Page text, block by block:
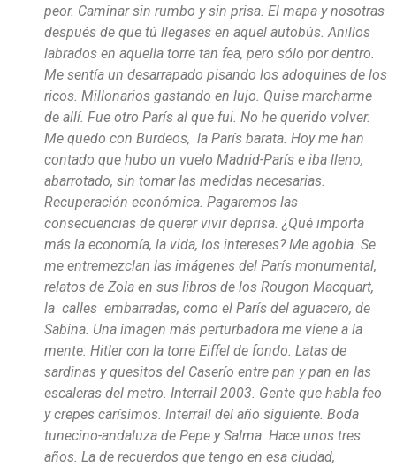
peor. Caminar sin rumbo y sin prisa. El mapa y nosotras
después de que tú llegases en aquel autobús. Anillos
labrados en aquella torre tan fea, pero sólo por dentro.
Me sentía un desarrapado pisando los adoquines de los
ricos. Millonarios gastando en lujo. Quise marcharme
de allí. Fue otro París al que fui. No he querido volver.
Me quedo con Burdeos, la París barata. Hoy me han
contado que hubo un vuelo Madrid-París e iba lleno,
abarrotado, sin tomar las medidas necesarias.
Recuperación económica. Pagaremos las
consecuencias de querer vivir deprisa. ¿Qué importa
más la economía, la vida, los intereses? Me agobia. Se
me entremezclan las imágenes del París monumental,
relatos de Zola en sus libros de los Rougon Macquart,
la calles embarradas, como el París del aguacero, de
Sabina. Una imagen más perturbadora me viene a la
mente: Hitler con la torre Eiffel de fondo. Latas de
sardinas y quesitos del Caserío entre pan y pan en las
escaleras del metro. Interrail 2003. Gente que habla feo
y crepes carísimos. Interrail del año siguiente. Boda
tunecino-andaluza de Pepe y Salma. Hace unos tres
años. La de recuerdos que tengo en esa ciudad,